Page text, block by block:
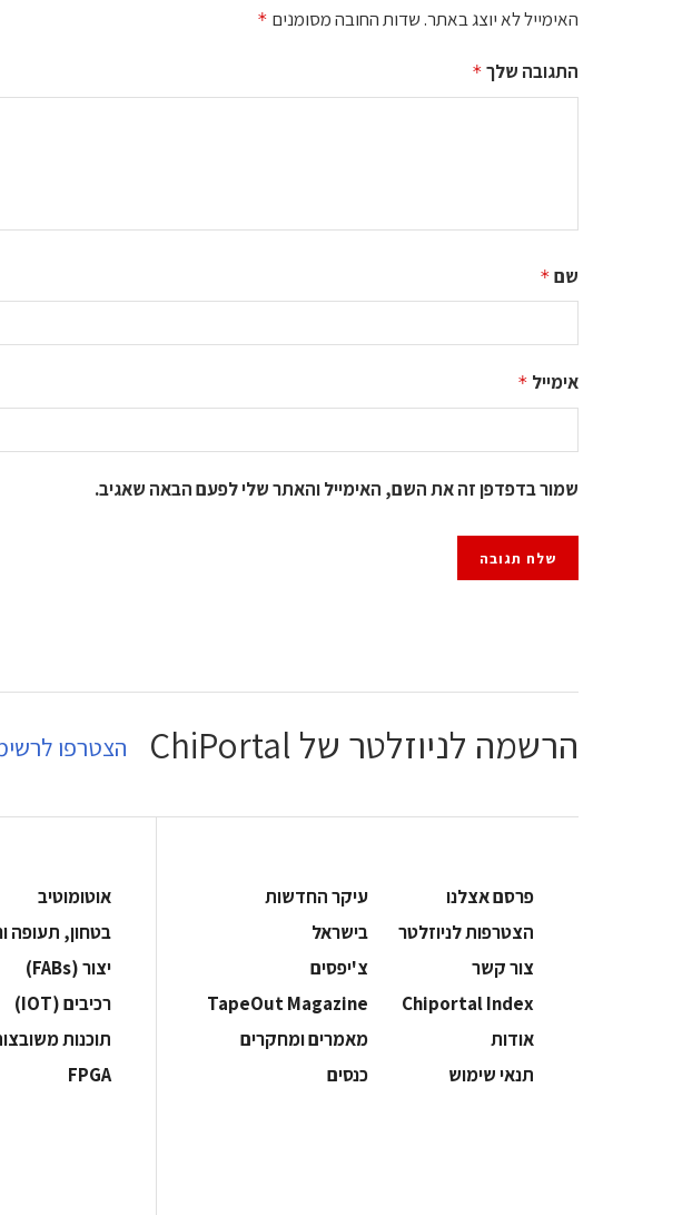
האימייל לא יוצג באתר.שדות החובה מסומנים *
התגובה שלך *
שם *
אימייל *
שמור בדפדפן זה את השם, האימייל והאתר שלי לפעם הבאה שאגיב.
הרשמה לניוזלטר של ChiPortal הצטרפו
פרסם אצלנו
עיקר החדשות
הצטרפות לניוזלטר
בישראל
צור קשר
צ'יפסים
Chiportal Index
TapeOut Magazine
אודות
מאמרים ומחקרים
תנאי שימוש
כנסים
אוטומוטיב
בטחון, תעופה
‫יצור (‪(FABs‬‬
‫רכיבים‬ (IOT)
‫תוכנות
‫‪FPGA‬‬